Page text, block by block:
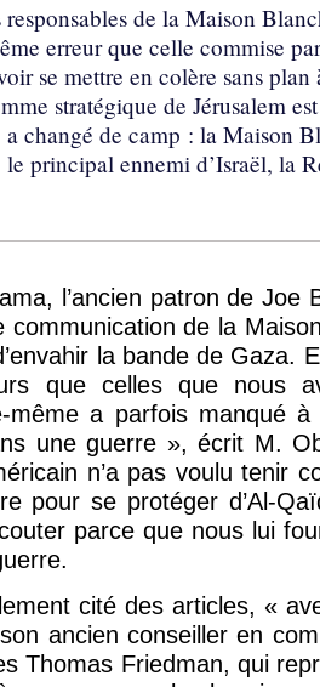
de la Maison
erreur que celle commise
se mettre en colère sans
stratégique de Jérusalem
a changé de camp : la Maison
le principal ennemi d’Israël, la
l’ancien patron de
communication de la
la bande de Gaza.
que celles que nous
même a parfois manqué
une guerre », écrit M.
n’a pas voulu tenir
pour se protéger d’Al-
parce que nous lui
cité des articles, «
ancien conseiller en
Thomas Friedman, qui